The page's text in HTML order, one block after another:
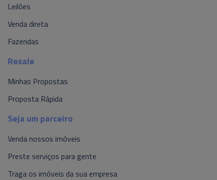
Leilões
Venda direta
Fazendas
Resale
Minhas Propostas
Proposta Rápida
Seja um parceiro
Venda nossos imóveis
Preste serviços para gente
Traga os imóveis da sua empresa